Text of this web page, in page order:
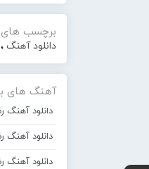
برچسب های
دانلود آهنگ ،
آهنگ های
دانلود
دانلود
دانلود آهنگ